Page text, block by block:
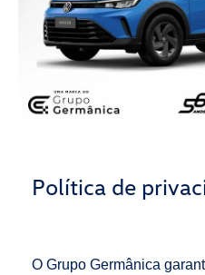
Política de
O Grupo Germânica